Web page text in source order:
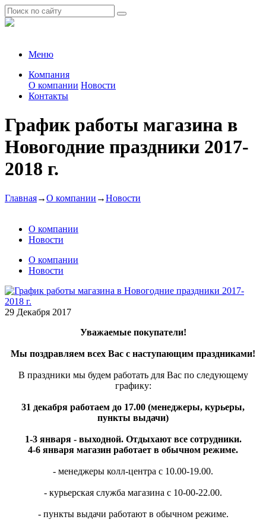
Меню
Компания
О компании Новости
Контакты
График работы магазина в
Новогодние праздники 2017-
2018 г.
Главная→О компании →Новости
О компании
Новости
О компании
Новости
29 Декабря 2017
Уважаемые покупатели!
Мы поздравляем всех Вас с наступающим праздниками!
В праздники мы будем работать для Вас по следующему
графику:
31 декабря работаем до 17.00 (менеджеры, курьеры,
пункты выдачи)
1-3 января - выходной. Отдыхают все сотрудники.
4-6 января магазин работает в обычном режиме.
- менеджеры колл-центра с 10.00-19.00.
- курьерская служба магазина с 10-00-22.00.
- пункты выдачи работают в обычном режиме.